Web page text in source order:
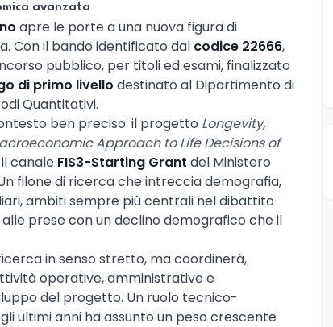
avanzata
apre le porte a una nuova figura di
Con il bando identificato dal codice 22666,
pubblico, per titoli ed esami, finalizzato
di primo livello destinato al Dipartimento di
Quantitativi.
ben preciso: il progetto Longevity,
Approach to Life Decisions of
canale FIS3-Starting Grant del Ministero
filone di ricerca che intreccia demografia,
ambiti sempre più centrali nel dibattito
prese con un declino demografico che il
in senso stretto, ma coordinerà,
operative, amministrative e
del progetto. Un ruolo tecnico-
ultimi anni ha assunto un peso crescente